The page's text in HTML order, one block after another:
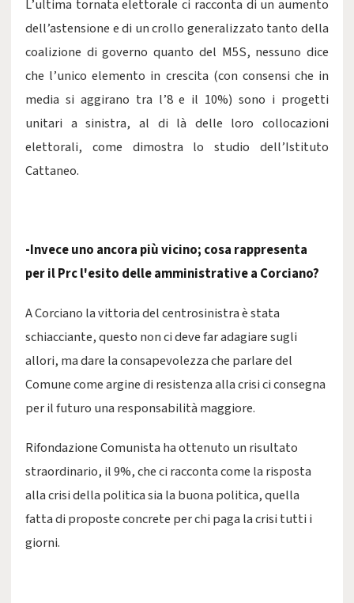
L’ultima tornata elettorale ci racconta di un aumento
dell’astensione e di un crollo generalizzato tanto della
coalizione di governo quanto del M5S, nessuno dice
che l’unico elemento in crescita (con consensi che in
media si aggirano tra l’8 e il 10%) sono i progetti
unitari a sinistra, al di là delle loro collocazioni
elettorali, come dimostra lo studio dell’Istituto
Cattaneo.
-Invece uno ancora più vicino; cosa rappresenta
per il Prc l'esito delle amministrative a Corciano?
A Corciano la vittoria del centrosinistra è stata
schiacciante, questo non ci deve far adagiare sugli
allori, ma dare la consapevolezza che parlare del
Comune come argine di resistenza alla crisi ci consegna
per il futuro una responsabilità maggiore.
Rifondazione Comunista ha ottenuto un risultato
straordinario, il 9%, che ci racconta come la risposta
alla crisi della politica sia la buona politica, quella
fatta di proposte concrete per chi paga la crisi tutti i
giorni.